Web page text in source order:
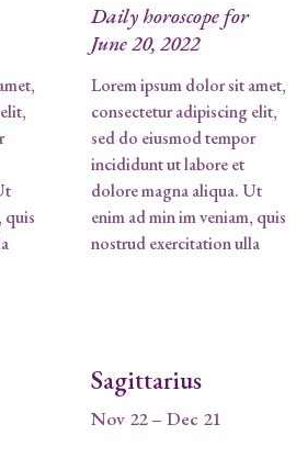
quis
Daily horoscope for
June 20, 2022
Lorem ipsum dolor sit amet,
consectetur adipiscing elit,
sed do eiusmod tempor
incididunt ut labore et
dolore magna aliqua. Ut
enim ad min im veniam, quis
nostrud exercitation ulla
Sagittarius
Nov 22 – Dec 21